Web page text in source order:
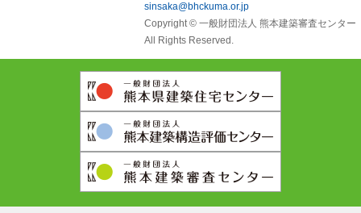
sinsaka@bhckuma.or.jp
Copyright © 一般財団法人 熊本建築審査センター
All Rights Reserved.